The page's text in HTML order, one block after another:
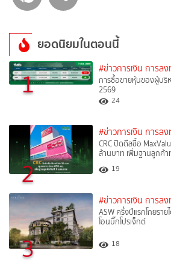
ยอดนิยมในตอนนี้
1 #ข่าวการเงิน การล
การซื้อขายหุ้นของผู้บริ
2569
24
2
#ข่าวการเงิน การล
CRC ปิดดีลซื้อ
ล้านบาท เพิ่มฐานลูกค้
19
3
#ข่าวการเงิน การล
ASW ครึ่งปีแรกโกยราย
โอนบิ๊กโปรเจ็กต์
18